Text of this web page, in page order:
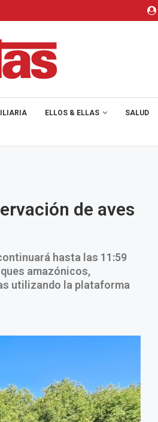
ELLOS & ELLAS SALUD
de aves
hasta las 11:59
amazónicos,
utilizando la plataforma